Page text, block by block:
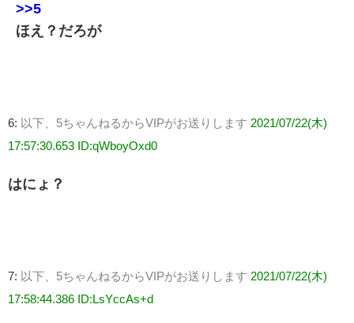
>>5
ほえ？だろが
6: 以下、5ちゃんねるからVIPがお送りします 2021/07/22(木)
17:57:30.653 ID:qWboyOxd0
はにょ？
7: 以下、5ちゃんねるからVIPがお送りします 2021/07/22(木)
17:58:44.386 ID:LsYccAs+d